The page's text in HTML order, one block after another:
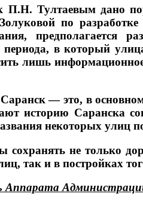
Тултаевым дано
по
в который
лишь
— это, в
историю Саранска
некоторых
сохранять не только
так и в постройках
Администрации